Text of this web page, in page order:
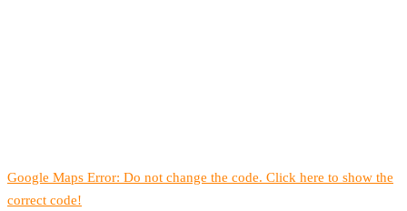
Google Maps Error: Do not change the code. Click here to show the
correct code!